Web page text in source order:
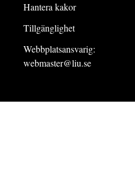
Hantera kakor
Tillgänglighet
Webbplatsansvarig:
webmaster@liu.se